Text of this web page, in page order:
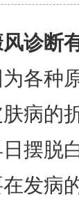
诊断
各种
病的
摆脱
发病